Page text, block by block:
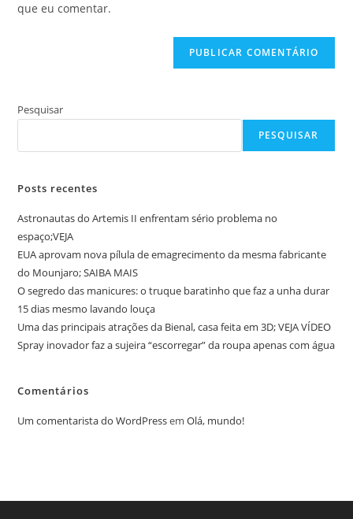
comentar
site
que eu comentar.
Pesquisar
PESQUISAR
Posts recentes
Astronautas do Artemis II enfrentam sério problema no
espaço;VEJA
EUA aprovam nova pílula de emagrecimento da mesma fabricante
do Mounjaro; SAIBA MAIS
O segredo das manicures: o truque baratinho que faz a unha durar
15 dias mesmo lavando louça
Uma das principais atrações da Bienal, casa feita em 3D; VEJA VÍDEO
Spray inovador faz a sujeira “escorregar” da roupa apenas com água
Comentários
Um comentarista do WordPressemOlá, mundo!